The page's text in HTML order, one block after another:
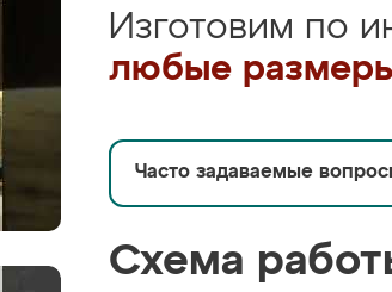
Изготовим по
любые
Часто задаваемые
Схема